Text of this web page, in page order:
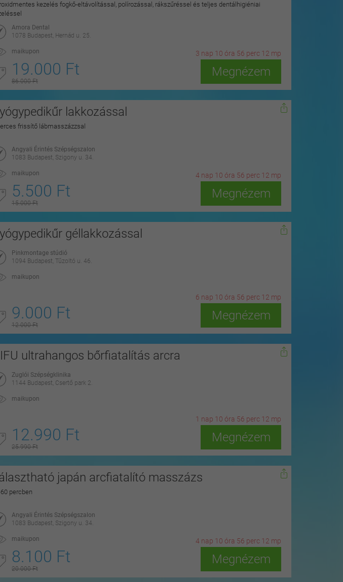
kezelés fogkő-eltávolítással, polírozással, rákszűréssel és teljes dentálhigiéniai
Amora Dental
1078 Budapest, Hernád u. 25.
maikupon 3 nap 10 óra 56 perc 10 mp
19.000 Ft
86.000 Ft
Megnézem
lakkozással
frissítő lábmasszázzsal
Angyali Érintés Szépségszalon
1083 Budapest, Szigony u. 34.
maikupon 4 nap 10 óra 56 perc 10 mp
5.500 Ft
15.000 Ft
Megnézem
géllakkozással
Pinkmontage stúdió
1094 Budapest, Tűzoltó u. 46.
maikupon
6 nap 10 óra 56 perc 10 mp
9.000 Ft
12.000 Ft
Megnézem
ultrahangos bőrfiatalítás arcra
Zuglói Szépségklinika
1144 Budapest, Csertő park 2.
maikupon
1 nap 10 óra 56 perc 10 mp
12.990 Ft
25.990 Ft
Megnézem
japán arcfiatalító masszázs
percben
Angyali Érintés Szépségszalon
1083 Budapest, Szigony u. 34.
maikupon 4 nap 10 óra 56 perc 10 mp
8.100 Ft
20.000 Ft
Megnézem